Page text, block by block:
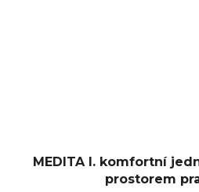
MEDITA I. komfortní
prostorem